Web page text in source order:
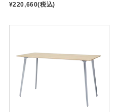
¥220,660(税込)